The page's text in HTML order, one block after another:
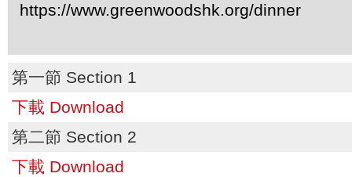
https://www.greenwoodshk.org/dinner
第一節 Section 1
下載 Download
第二節 Section 2
下載 Download